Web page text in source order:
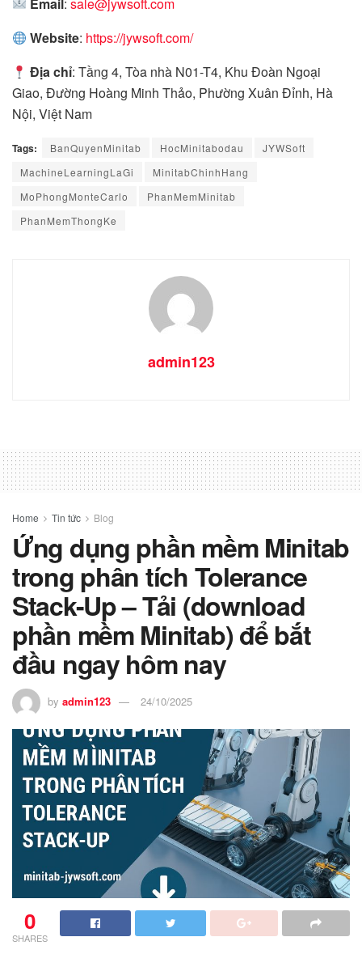
Website: https://jywsoft.com/
Địa chỉ: Tầng 4, Tòa nhà N01-T4, Khu Đoàn Ngoại
Giao, Đường Hoàng Minh Thảo, Phường Xuân Đỉnh, Hà
Nội, Việt Nam
Tags: BanQuyenMinitab HocMinitabodau
JYWSoft
MachineLearningLaGi
MinitabChinhHang
MoPhongMonteCarlo
PhanMemMinitab
PhanMemThongKe
admin123
Home Tin tức Blog
Ứng dụng phần mềm Minitab
trong phân tích Tolerance
Stack-Up – Tải (download
phần mềm Minitab) để bắt
đầu ngay hôm nay
by admin123 24/10/2025
0
SHARES